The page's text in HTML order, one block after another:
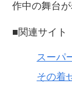
作中の舞台が
■関連サイト
スーパ
その着